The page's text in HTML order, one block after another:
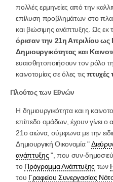
πολλές ερμηνείες από την
επίλυση προβλημάτων στο
και βιώσιμης ανάπτυξης. Ως εκ
όρισαν την 21η Απριλίου
Δημιουργικότητας και
ευαισθητοποιήσουν τον ρόλο
καινοτομίας σε όλες τιςπτυχές
Πλούτος των Εθνών
Η δημιουργικότητα και η
επίπεδο ομάδων, έχουν γίνει
21ο αιώνα, σύμφωνα με την
Δημιουργική Οικονομία "
ανάπτυξης ", που συν-
το Πρόγραμμα Ανάπτυξης των
του Γραφείου Συνεργασίας